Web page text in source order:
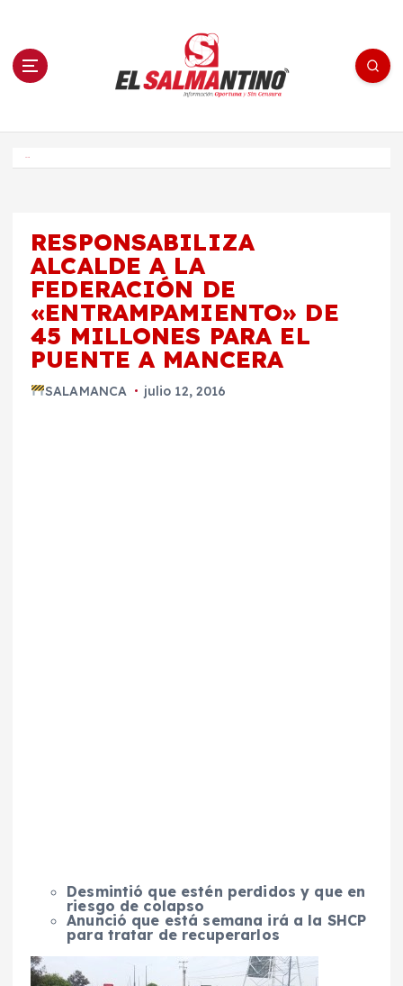
n El Salmantino - medios/noticias/editorial
RESPONSABILIZA
ALCALDE A LA
FEDERACIÓN DE
«ENTRAMPAMIENTO» DE
45 MILLONES PARA EL
PUENTE A MANCERA
SALAMANCA julio 12, 2016
Desmintió que estén perdidos y que en
riesgo de colapso
Anunció que está semana irá a la SHCP
para tratar de recuperarlos